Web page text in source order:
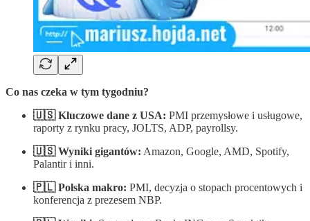
Co nas czeka w tym tygodniu?
🇺🇸 Kluczowe dane z USA: PMI przemysłowe i usługowe,
raporty z rynku pracy, JOLTS, ADP, payrollsy.
🇺🇸 Wyniki gigantów: Amazon, Google, AMD, Spotify,
Palantir i inni.
🇵🇱 Polska makro: PMI, decyzja o stopach procentowych i
konferencja z prezesem NBP.